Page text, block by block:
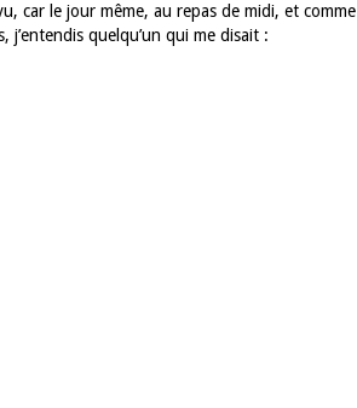
car le jour même, au repas de midi, et comme
quelqu’un qui me disait :